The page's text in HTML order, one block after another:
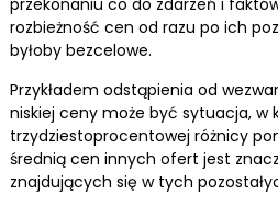
przekonaniu co do zdarzeń i
rozbieżność cen od razu po ich
byłoby bezcelowe.
Przykładem odstąpienia od
niskiej ceny może być sytuacja, w
trzydziestoprocentowej różnicy
średnią cen innych ofert jest
znajdujących się w tych